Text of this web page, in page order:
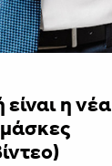
η νέα